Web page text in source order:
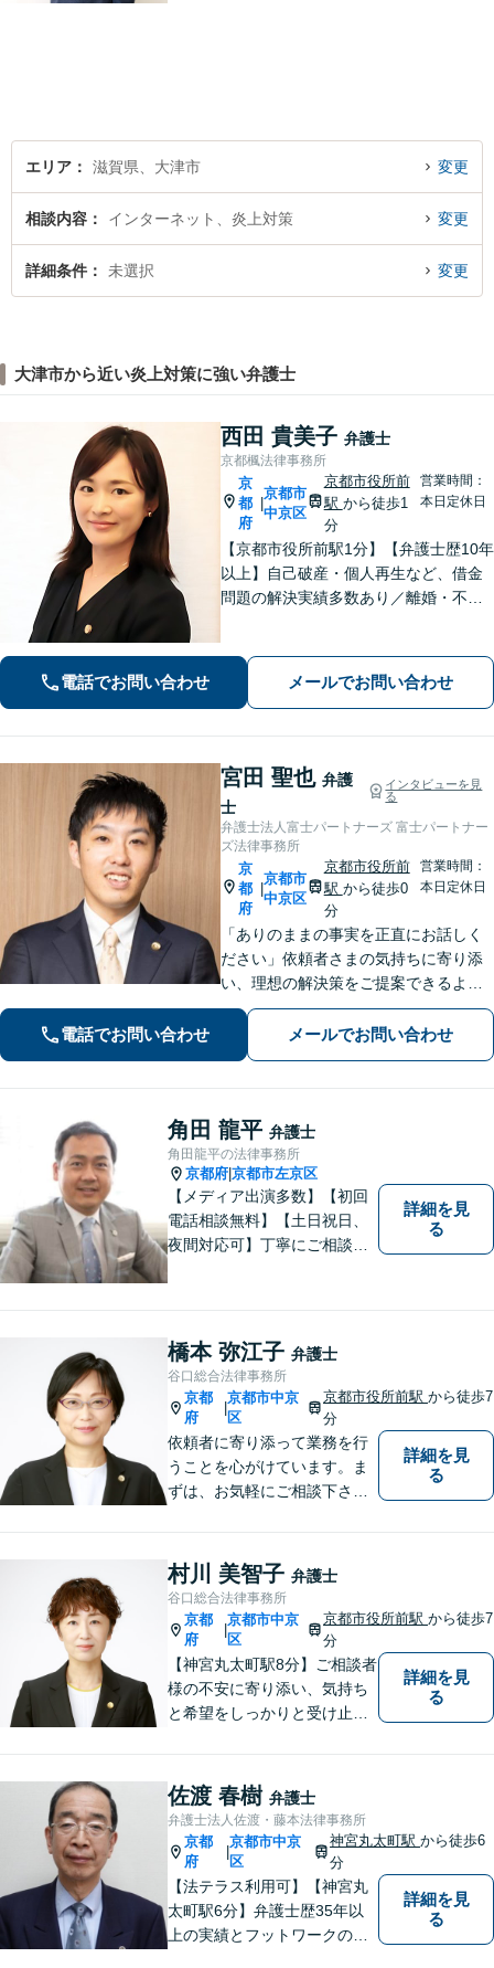
エリア 滋賀県、大津市 変更
相談内容 インターネット、炎上対策 変更
詳細条件 未選択 変更
大津市から近い炎上対策に強い弁護士
西田 貴美子 弁護士
京都楓法律事務所
京
都
府
京都市
中京区
京都市役所前
駅 から徒歩1
分
営業時間：
本日定休日
【京都市役所前駅1分】【弁護士歴10年
以上】自己破産・個人再生など、借金
問題の解決実績多数あり／離婚・不貞
みでもお気軽にご利用ください】
電話でお問い合わせ メールでお問い合わせ
宮田 聖也 弁護
士
インタビューを見
る
弁護士法人富士パートナーズ 富士パートナー
ズ法律事務所
京
都
府
京都市
中京区
京都市役所前
駅 から徒歩0
分
営業時間：
本日定休日
「ありのままの事実を正直にお話しく
ださい」依頼者さまの気持ちに寄り添
い、理想の解決策をご提案できるよう
尽力します【交通事故事件の実績豊
富】【賠償金が2倍に増額した事例あ
り】依頼者さまに代わってさまざまな
電話でお問い合わせ メールでお問い合わせ
角田 龍平 弁護士
角田龍平の法律事務所
京都府 京都市左京区
【メディア出演多数】【初回
電話相談無料】【土日祝日、
夜間対応可】丁寧にご相談を
をご提案。お客様の権利と人
格を徹底的に守ります！
詳細を見
る
橋本 弥江子 弁護士
谷口総合法律事務所
京都
府
京都市中京
区
京都市役所前駅から徒歩7
分
依頼者に寄り添って業務を行
うことを心がけています。ま
ずは、お気軽にご相談下さ
詳細を見
る
村川 美智子 弁護士
谷口総合法律事務所
京都
府
京都市中京
区
京都市役所前駅から徒歩7
分
【神宮丸太町駅8分】ご相談者
様の不安に寄り添い、気持ち
と希望をしっかりと受け止め
し、納得と安心につながるよ
う真摯にサポートします。ど
うぞお気軽にお話しくださ
い。【完全個室で相談可】
【地域密着型の法律事務所】
詳細を見
る
佐渡 春樹 弁護士
弁護士法人佐渡・藤本法律事務所
京都
府
|
京都市中京
区
神宮丸太町駅から徒歩6
分
【法テラス利用可】【神宮丸
太町駅6分】弁護士歴35年以
上の実績とフットワークのダ
詳細を見
る